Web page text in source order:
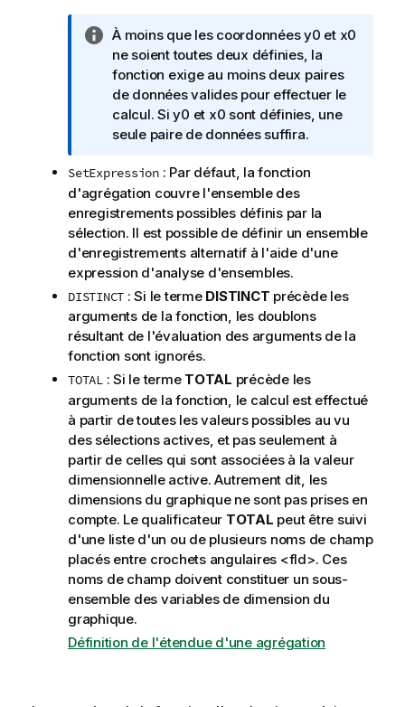
N
o
t
e
I
n
o
r
m
a
t
i
o
n
s
À moins que les coordonnéesy0 et x0
ne soient toutes deux définies, la
fonction exige au moins deux paires
de données valides pour effectuer le
calcul. Siy0 et x0 sont définies, une
seule paire de données suffira.
SetExpression: Par défaut, la fonction
d'agrégation couvre l'ensemble des
enregistrements possibles définis par la
sélection. Il est possible de définir un ensemble
d'enregistrements alternatif à l'aide d'une
expression d'analyse d'ensembles.
DISTINCT : Si le terme DISTINCT précède les
arguments de la fonction, les doublons
résultant de l'évaluation des arguments de la
fonction sont ignorés.
TOTAL: Si le terme TOTAL précède les
arguments de la fonction, le calcul est effectué
à partir de toutes les valeurs possibles au vu
des sélections actives, et pas seulement à
partir de celles qui sont associées à la valeur
dimensionnelle active. Autrement dit, les
dimensions du graphique ne sont pas prises en
compte. Le qualificateur TOTAL peut être suivi
d'une liste d'un ou de plusieurs noms de champ
placés entre crochets angulaires <fld>. Ces
noms de champ doivent constituer un sous-
ensemble des variables de dimension du
graphique.
Définition de l'étendue d'une agrégation